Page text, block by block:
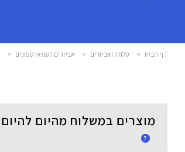
דף הבית > סלולר ואביזרים > אביזרים לסמארטפונים >
מוצרים במשלוח מהיום להיום
?